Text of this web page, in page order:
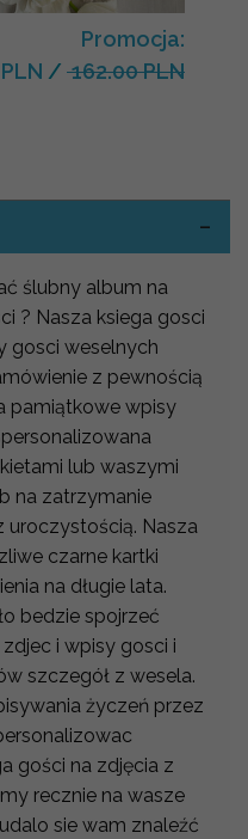
Promocja:
/ 162.00 PLN
ślubny album na
? Nasza ksiega gosci
gosci weselnych
z pewnością
pamiątkowe wpisy
lub waszymi
na zatrzymanie
uroczystością. Nasza
czarne kartki
na długie lata.
bedzie spojrzeć
i wpisy gosci i
szczegół z wesela.
życzeń przez
gości na zdjęcia z
recznie na wasze
sie wam znaleźć